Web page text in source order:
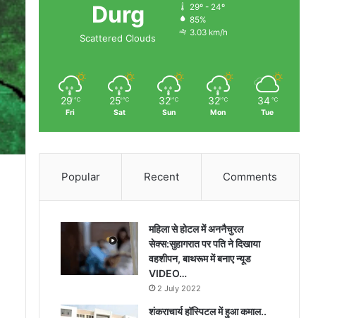
Durg
Scattered Clouds
29º - 24º
85%
3.03 km/h
29 ℃
Fri
25 ℃
Sat
32 ℃
Sun
32 ℃
Mon
34 ℃
Tue
Popular Recent Comments
महिला से होटल में अननैचुरल
सेक्स:सुहागरात पर पति ने दिखाया
वहशीपन, बाथरूम में बनाए न्यूड
VIDEO…
2 July 2022
शंकराचार्य हॉस्पिटल में हुआ कमाल..